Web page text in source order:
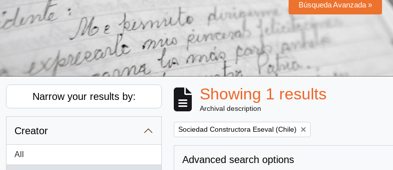
Búsqueda Avanzada »
Narrow your results by:
Creator
All
Showing 1 results
Archival description
Remove filter:
Sociedad Constructora Eseval (Chile)
Advanced search options